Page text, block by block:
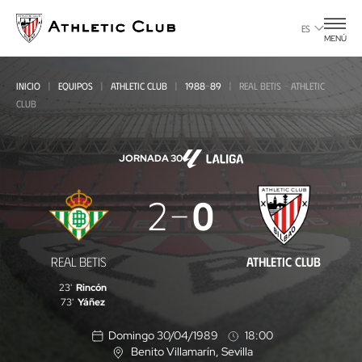
contenido
principal
ES
MENÚ
INICIO EQUIPOS ATHLETIC CLUB 1988-89
REAL BETIS - ATHLETIC
CLUB
JORNADA 30
Real
Betis
-
Athletic
REAL BETIS
2 0
ATHLETIC CLUB
23' Rincón
73' Yáñez
Domingo 30/04/1989
18:00
U
Benito Villamarín, Sevilla